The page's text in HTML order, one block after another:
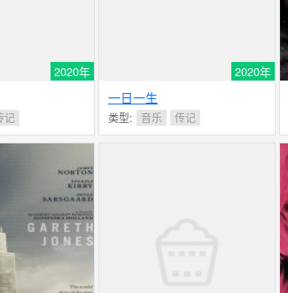
2020年
记
2020年
一日一生
类型: 音乐 传记